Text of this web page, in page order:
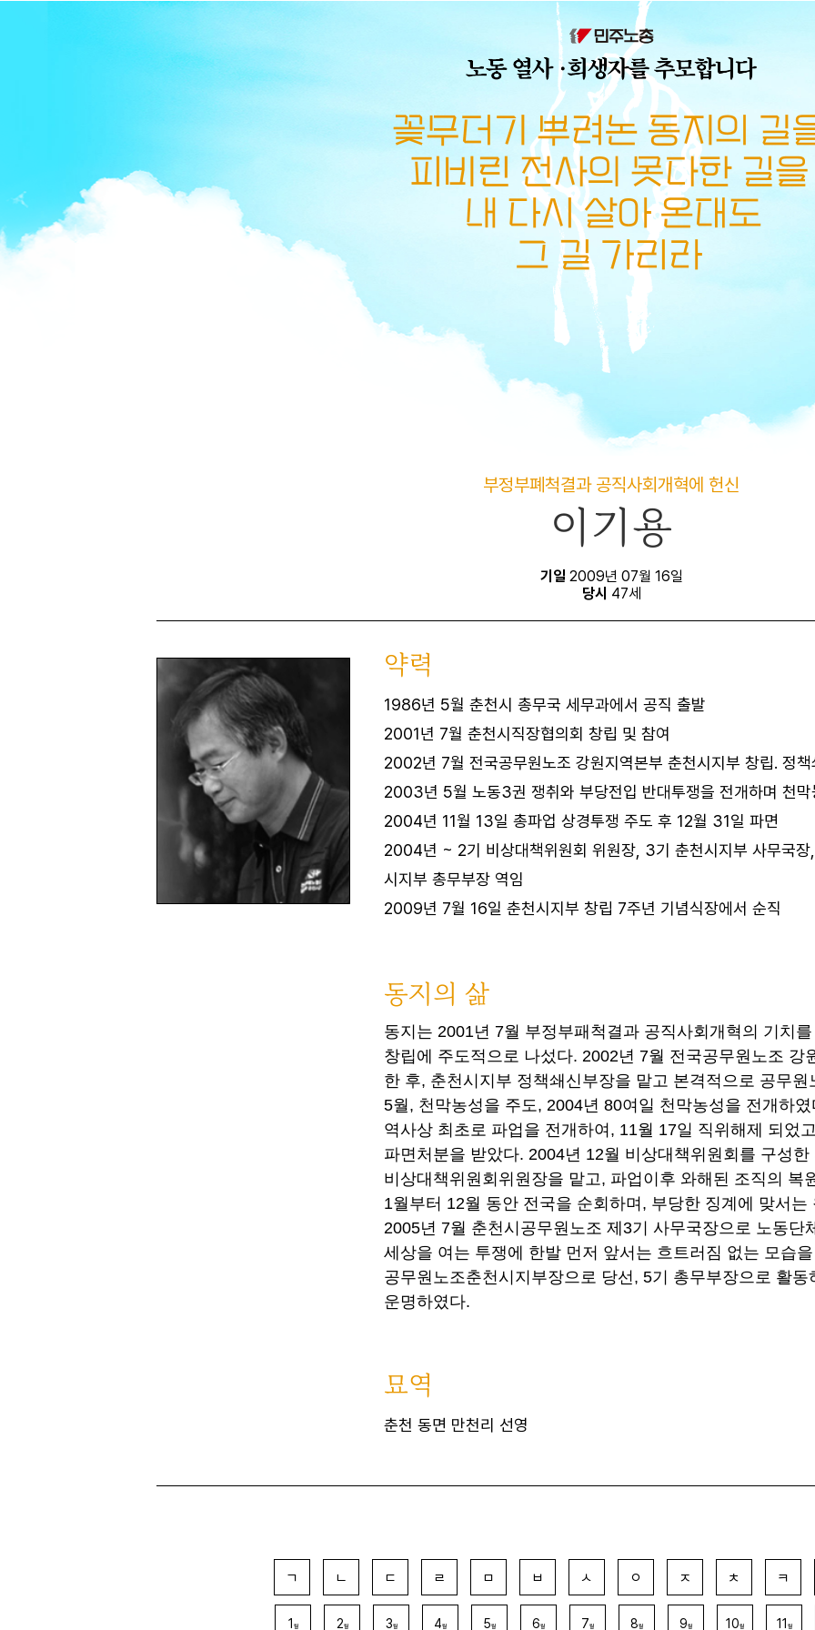
메뉴 건너뛰기
부정부폐척결과 공직사회개혁에 헌신
이기용
기일 2009년 07월 16일
당시 47세
약력
1986년 5월 춘천시 총무국 세무과에서 공직 출발
2001년 7월 춘천시직장협의회 창립 및 참여
2002년 7월 전국공무원노조 강원지역본부 춘천시지부 창립. 정책
2003년 5월 노동3권 쟁취와 부당전입 반대투쟁을 전개하며 천막
2004년 11월 13일 총파업 상경투쟁 주도 후 12월 31일 파면
2004년 ~ 2기 비상대책위원회 위원장, 3기 춘천시지부 사무국
시지부 총무부장 역임
2009년 7월 16일 춘천시지부 창립 7주년 기념식장에서 순직
동지의 삶
동지는 2001년 7월 부정부패척결과 공직사회개혁의 기치
창립에 주도적으로 나섰다. 2002년 7월 전국공무원노조 강
한 후, 춘천시지부 정책쇄신부장을 맡고 본격적으로 공무
5월, 천막농성을 주도, 2004년 80여일 천막농성을 전개하
역사상 최초로 파업을 전개하여, 11월 17일 직위해제 되었
파면처분을 받았다. 2004년 12월 비상대책위원회를 구성한
비상대책위원회위원장을 맡고, 파업이후 와해된 조직의 복
1월부터 12월 동안 전국을 순회하며, 부당한 징계에 맞서는
2005년 7월 춘천시공무원노조 제3기 사무국장으로 노동단
세상을 여는 투쟁에 한발 먼저 앞서는 흐트러짐 없는 모습
공무원노조춘천시지부장으로 당선, 5기 총무부장으로 활동
운명하였다.
묘역
춘천 동면 만천리 선영
ㄱ ㄴ ㄷ ㄹ ㅁ ㅂ ㅅ ㅇ ㅈ ㅊ ㅋ
1 월 2월 3월 4월 5월 6월 7월 8월 9월 10월 11 월